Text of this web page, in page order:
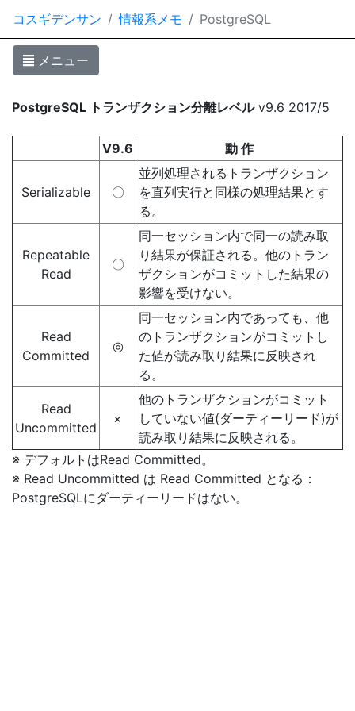
コスギデンサン 情報系メモ PostgreSQL
メニュー
PostgreSQL トランザクション分離レベルv9.6 2017/5
V9.6 動 作
Serializable 〇
並列処理されるトランザクション
を直列実行と同様の処理結果とす
る。
Repeatable
Read
〇
同一セッション内で同一の読み取
り結果が保証される。他のトラン
ザクションがコミットした結果の
影響を受けない。
Read
Committed
◎
同一セッション内であっても、他
のトランザクションがコミットし
た値が読み取り結果に反映され
る。
Read
Uncommitted
×
他のトランザクションがコミット
していない値(ダーティーリード)が
読み取り結果に反映される。
※ デフォルトはRead Committed。
※ Read Uncommitted は Read Committed となる：
PostgreSQLにダーティーリードはない。